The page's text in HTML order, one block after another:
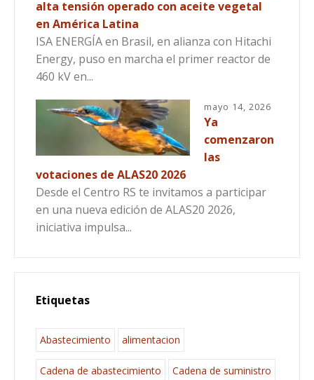
alta tensión operado con aceite vegetal
en América Latina
ISA ENERGÍA en Brasil, en alianza con Hitachi
Energy, puso en marcha el primer reactor de
460 kV en...
mayo 14, 2026
Ya
comenzaron
las
votaciones de ALAS20 2026
Desde el Centro RS te invitamos a participar
en una nueva edición de ALAS20 2026,
iniciativa impulsa...
Etiquetas
Abastecimiento alimentacion
Cadena de abastecimiento Cadena de suministro